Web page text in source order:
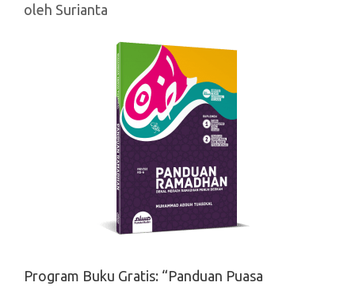
oleh Surianta
Program Buku Gratis: “Panduan Puasa